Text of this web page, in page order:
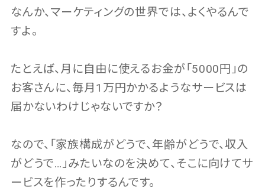
なんか、マーケティングの世界では、よくやるんで
すよ。
たとえば、月に自由に使えるお金が「5000円」の
お客さんに、毎月1万円かかるようなサービスは
届かないわけじゃないですか？
なので、「家族構成がどうで、年齢がどうで、収入
がどうで…」みたいなのを決めて、そこに向けてサ
ービスを作ったりするんです。